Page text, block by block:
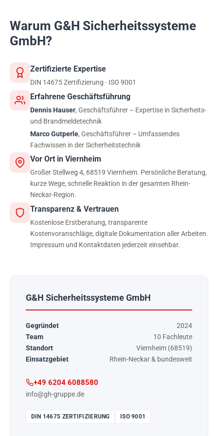
abgestimmt.
Warum G&H Sicherheitssysteme
GmbH?
Zertifizierte Expertise
DIN 14675 Zertifizierung · ISO 9001
Erfahrene Geschäftsführung
Dennis Hauser, Geschäftsführer – Expertise in Sicherheits-
und Brandmeldetechnik
Marco Gutperle, Geschäftsführer – Umfassendes
Fachwissen in der Sicherheitstechnik
Vor Ort in Viernheim
Großer Stellweg 4, 68519 Viernheim. Persönliche Beratung,
kurze Wege, schnelle Reaktion in der gesamten Rhein-
Neckar-Region.
Transparenz & Vertrauen
Kostenlose Erstberatung, transparente
Kostenvoranschläge, digitale Dokumentation aller Arbeiten.
Impressum und Kontaktdaten jederzeit einsehbar.
G&H Sicherheitssysteme GmbH
Gegründet
2024
Team
10 Fachleute
Standort
Viernheim (68519)
Einsatzgebiet
Rhein-Neckar & bundesweit
+49 6204 6088580
info@gh-gruppe.de
DIN 14675 ZERTIFIZIERUNG ISO 9001